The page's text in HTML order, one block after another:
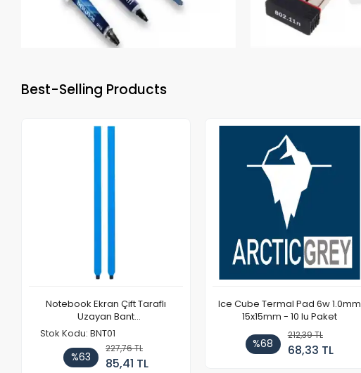
Best-Selling Products
Notebook Ekran Çift Taraflı
Uzayan Bant
171mmX8mmX0.3mm (1 Set - 2
Stok Kodu: BNT01
%63
227,76 TL
85,41 TL
Ice Cube Termal Pad 6w 1.0mm
15x15mm - 10 lu Paket
%68
212,39 TL
68,33 TL